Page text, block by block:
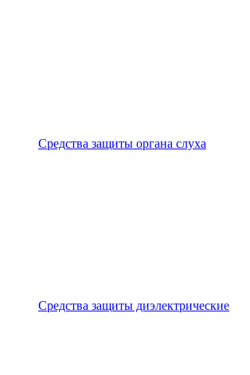
Средства защиты органа слуха
Средства защиты диэлектрические